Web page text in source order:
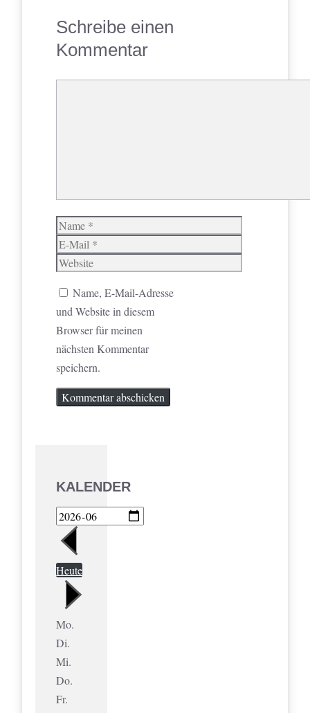
Schreibe einen
Kommentar
Name
E-
Mail
Website
Name, E-Mail-Adresse
und Website in diesem
Browser für meinen
nächsten Kommentar
speichern.
KALENDER
Heute
Mo.
Di.
Mi.
Do.
Fr.